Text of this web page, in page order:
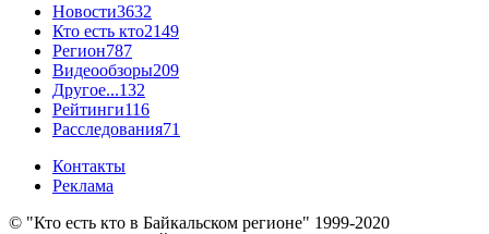
Новости3632
Кто есть кто2149
Регион787
Видеообзоры209
Другое...132
Рейтинги116
Расследования71
Контакты
Реклама
© "Кто есть кто в Байкальском регионе" 1999-2020